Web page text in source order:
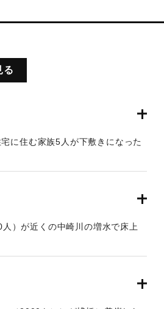
る
に住む家族5人が下敷きになった
9面】
）が近くの中崎川の増水で床上